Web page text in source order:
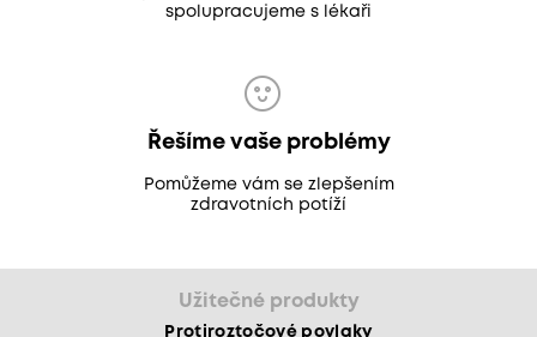
spolupracujeme s lékaři
Řešíme vaše problémy
Pomůžeme vám se zlepšením
zdravotních potíží
Užitečné produkty
Protiroztočové povlaky